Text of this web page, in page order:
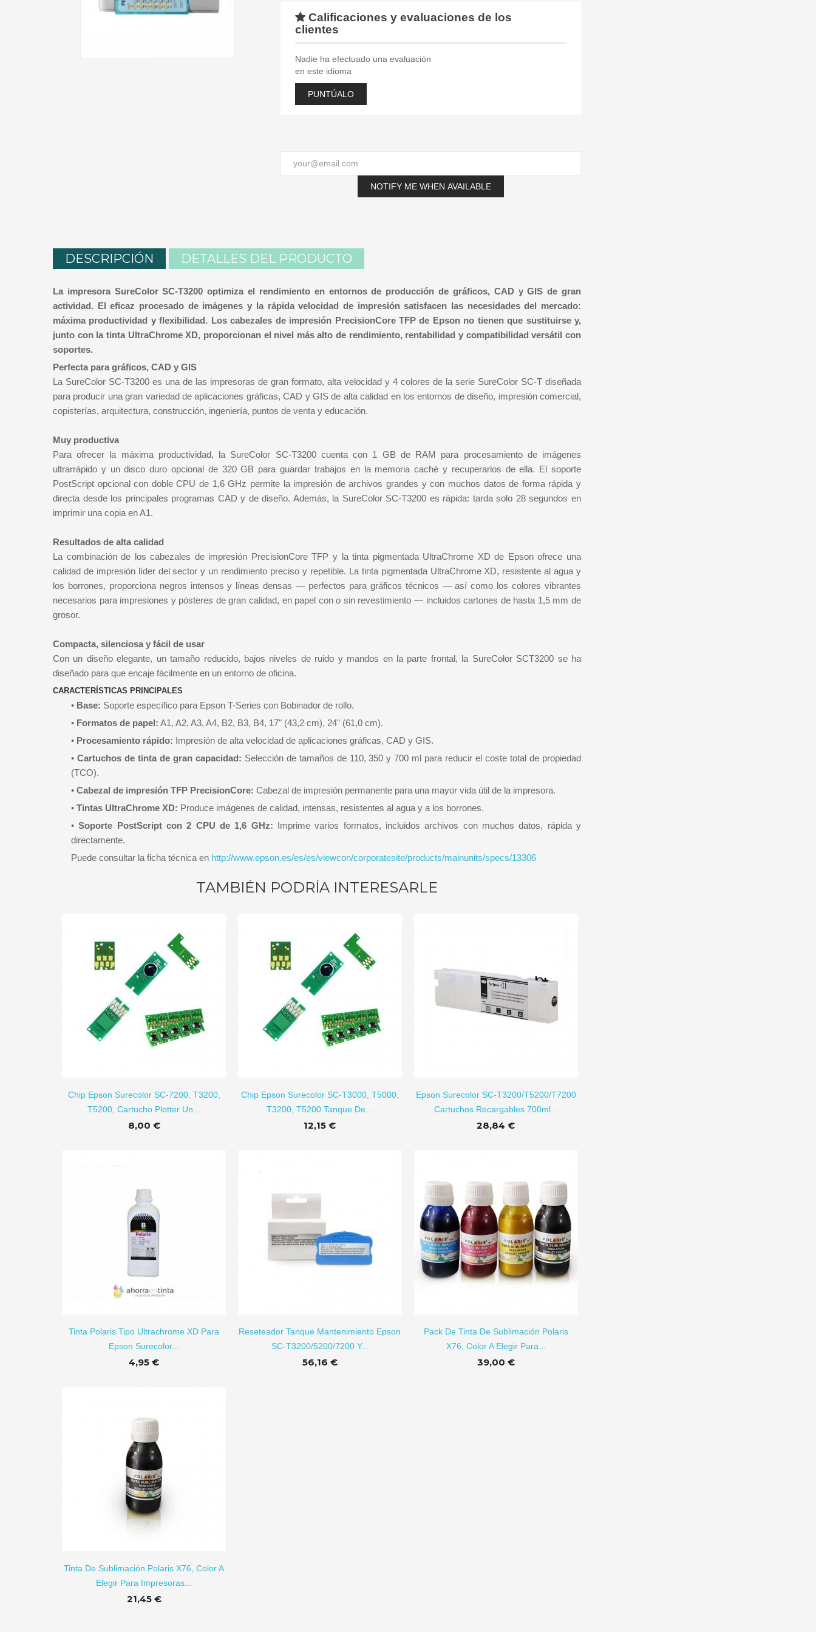
Calificaciones y evaluaciones de los
clientes
Nadie ha efectuado una evaluación
en este idioma
PUNTÚALO
NOTIFY ME WHEN AVAILABLE
DESCRIPCIÓN DETALLES DEL PRODUCTO
La impresora SureColor SC-T3200 optimiza el rendimiento en entornos de producción de gráficos, CAD y GIS de gran
actividad. El eficaz procesado de imágenes y la rápida velocidad de impresión satisfacen las necesidades del mercado:
máxima productividad y flexibilidad. Los cabezales de impresión PrecisionCore TFP de Epson no tienen que sustituirse y,
junto con la tinta UltraChrome XD, proporcionan el nivel más alto de rendimiento, rentabilidad y compatibilidad versátil con
soportes.
Perfecta para gráficos, CAD y GIS
La SureColor SC-T3200 es una de las impresoras de gran formato, alta velocidad y 4 colores de la serie SureColor SC-T diseñada
para producir una gran variedad de aplicaciones gráficas, CAD y GIS de alta calidad en los entornos de diseño, impresión comercial,
copisterías, arquitectura, construcción, ingeniería, puntos de venta y educación.
Muy productiva
Para ofrecer la máxima productividad, la SureColor SC-T3200 cuenta con 1 GB de RAM para procesamiento de imágenes
ultrarrápido y un disco duro opcional de 320 GB para guardar trabajos en la memoria caché y recuperarlos de ella. El soporte
PostScript opcional con doble CPU de 1,6 GHz permite la impresión de archivos grandes y con muchos datos de forma rápida y
directa desde los principales programas CAD y de diseño. Además, la SureColor SC-T3200 es rápida: tarda solo 28 segundos en
imprimir una copia en A1.
Resultados de alta calidad
La combinación de los cabezales de impresión PrecisionCore TFP y la tinta pigmentada UltraChrome XD de Epson ofrece una
calidad de impresión líder del sector y un rendimiento preciso y repetible. La tinta pigmentada UltraChrome XD, resistente al agua y
los borrones, proporciona negros intensos y líneas densas — perfectos para gráficos técnicos — así como los colores vibrantes
necesarios para impresiones y pósteres de gran calidad, en papel con o sin revestimiento — incluidos cartones de hasta 1,5 mm de
grosor.
Compacta, silenciosa y fácil de usar
Con un diseño elegante, un tamaño reducido, bajos niveles de ruido y mandos en la parte frontal, la SureColor SCT3200 se ha
diseñado para que encaje fácilmente en un entorno de oficina.
CARACTERÍSTICAS PRINCIPALES
• Base: Soporte específico para Epson T-Series con Bobinador de rollo.
• Formatos de papel: A1, A2, A3, A4, B2, B3, B4, 17" (43,2 cm), 24" (61,0 cm).
• Procesamiento rápido: Impresión de alta velocidad de aplicaciones gráficas, CAD y GIS.
• Cartuchos de tinta de gran capacidad: Selección de tamaños de 110, 350 y 700 ml para reducir el coste total de propiedad
(TCO).
• Cabezal de impresión TFP PrecisionCore: Cabezal de impresión permanente para una mayor vida útil de la impresora.
• Tintas UltraChrome XD: Produce imágenes de calidad, intensas, resistentes al agua y a los borrones.
•Soporte PostScript con 2 CPU de 1,6 GHz: Imprime varios formatos, incluidos archivos con muchos datos, rápida y
directamente.
Puede consultar la ficha técnica en http://www.epson.es/es/es/viewcon/corporatesite/products/mainunits/specs/13306
TAMBIÉN PODRÍA INTERESARLE
Chip Epson Surecolor SC-7200, T3200,
T5200, Cartucho Plotter Un...
8,00 €
Chip Epson Surecolor SC-T3000, T5000,
T3200, T5200 Tanque De...
12,15 €
Epson Surecolor SC-T3200/T5200/T7200
Cartuchos Recargables 700ml...
28,84 €
Tinta Polaris Tipo Ultrachrome XD Para
Epson Surecolor...
4,95 €
AÑADIR A CARRITO
Reseteador Tanque Mantenimiento Epson
SC-T3200/5200/7200 Y...
56,16 €
Pack De Tinta De Sublimación Polaris
X76, Color A Elegir Para...
39,00 €
Tinta De Sublimación Polaris X76, Color A
Elegir Para Impresoras...
21,45 €